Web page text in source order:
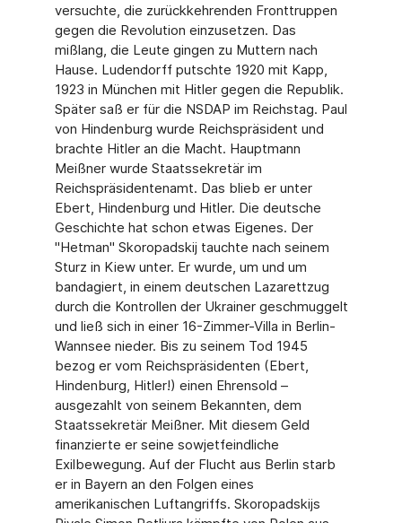
versuchte, die zurückkehrenden Fronttruppen
gegen die Revolution einzusetzen. Das
mißlang, die Leute gingen zu Muttern nach
Hause. Ludendorff putschte 1920 mit Kapp,
1923 in München mit Hitler gegen die Republik.
Später saß er für die NSDAP im Reichstag. Paul
von Hindenburg wurde Reichspräsident und
brachte Hitler an die Macht. Hauptmann
Meißner wurde Staatssekretär im
Reichspräsidentenamt. Das blieb er unter
Ebert, Hindenburg und Hitler. Die deutsche
Geschichte hat schon etwas Eigenes. Der
"Hetman" Skoropadskij tauchte nach seinem
Sturz in Kiew unter. Er wurde, um und um
bandagiert, in einem deutschen Lazarettzug
durch die Kontrollen der Ukrainer geschmuggelt
und ließ sich in einer 16-Zimmer-Villa in Berlin-
Wannsee nieder. Bis zu seinem Tod 1945
bezog er vom Reichspräsidenten (Ebert,
Hindenburg, Hitler!) einen Ehrensold –
ausgezahlt von seinem Bekannten, dem
Staatssekretär Meißner. Mit diesem Geld
finanzierte er seine sowjetfeindliche
Exilbewegung. Auf der Flucht aus Berlin starb
er in Bayern an den Folgen eines
amerikanischen Luftangriffs. Skoropadskijs